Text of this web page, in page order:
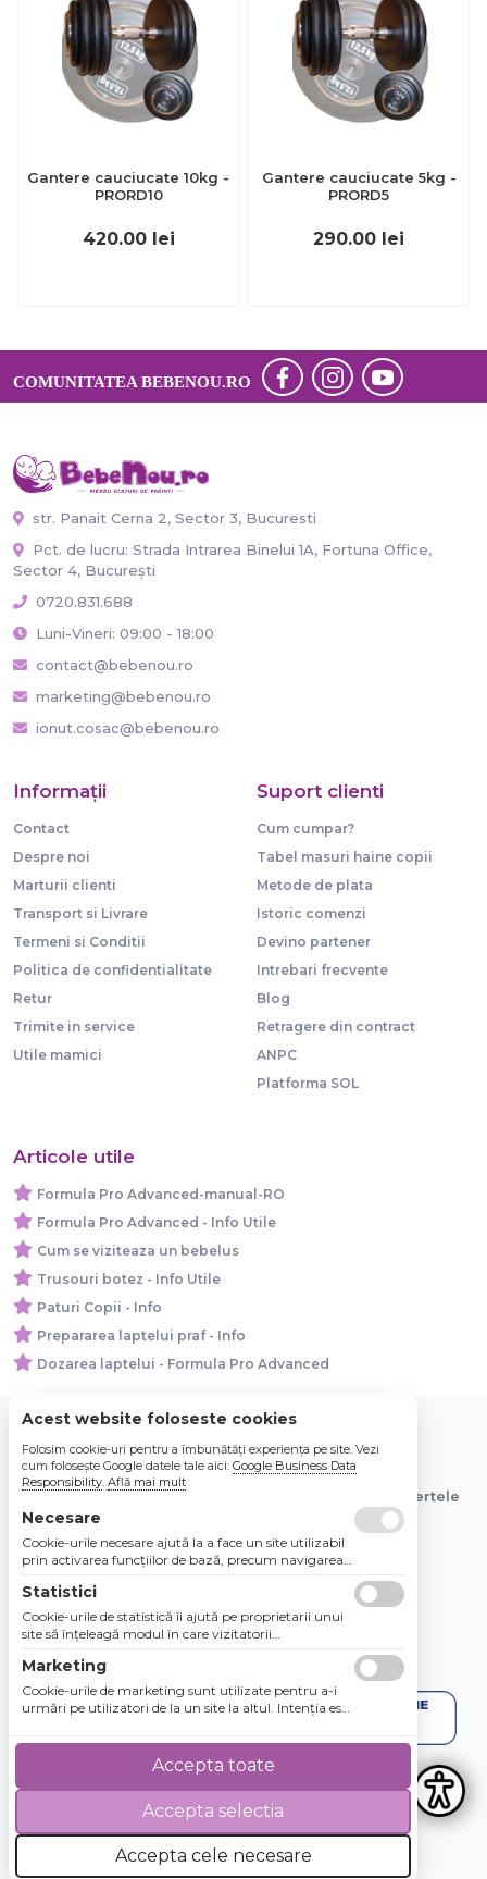
Gantere cauciucate 10kg -
PRORD10
420.00 lei
Gantere cauciucate 5kg -
PRORD5
290.00 lei
COMUNITATEA BEBENOU.RO
str. Panait Cerna 2, Sector 3, Bucuresti
Pct. de lucru: Strada Intrarea Binelui 1A, Fortuna Office,
Sector 4, București
0720.831.688
Luni-Vineri: 09:00 - 18:00
contact@bebenou.ro
marketing@bebenou.ro
ionut.cosac@bebenou.ro
Informaţii
Contact
Despre noi
Marturii clienti
Transport si Livrare
Termeni si Conditii
Politica de confidentialitate
Retur
Trimite in service
Utile mamici
Suport clienti
Cum cumpar?
Tabel masuri haine copii
Metode de plata
Istoric comenzi
Devino partener
Intrebari frecvente
Blog
Retragere din contract
ANPC
Platforma SOL
Articole utile
Formula Pro Advanced-manual-RO
Formula Pro Advanced - Info Utile
Cum se viziteaza un bebelus
Trusouri botez - Info Utile
Paturi Copii - Info
Prepararea laptelui praf - Info
Dozarea laptelui - Formula Pro Advanced
© 2026 Bebe Nou Online Store SRL
Toate preturile sunt exprimate in lei si includ tva. Ofertele
sunt valabile in limita stocului disponibil.
4.8 / 5 ★★★★★
Acest website foloseste cookies
Folosim cookie-uri pentru a îmbunătăți experiența pe site. Vezi
cum folosește Google datele tale aici: Google Business Data
Responsibility. Află mai mult
Necesare
Cookie-urile necesare ajută la a face un site utilizabil
prin activarea funcţiilor de bază, precum navigarea
Site-ul nu poate funcţiona corespunzător fără aceste
cookie-uri.
Statistici
Cookie-urile de statistică îi ajută pe proprietarii unui
site să înţeleagă modul în care vizitatorii
raportarea informaţiilor în mod anonim.
Marketing
Cookie-urile de marketing sunt utilizate pentru a-i
urmări pe utilizatori de la un site la altul. Intenţia este
utilizatorii individuali, aşadar ele sunt mai valoroase
pentru agenţiile de puiblicitate şi părţile terţe care se
Accepta cele necesare
Accepta selectia
Accepta toate